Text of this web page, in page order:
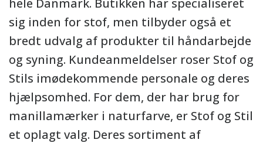
hele Danmark. Butikken har specialiseret
sig inden for stof, men tilbyder også et
bredt udvalg af produkter til håndarbejde
og syning. Kundeanmeldelser roser Stof og
Stils imødekommende personale og deres
hjælpsomhed. For dem, der har brug for
manillamærker i naturfarve, er Stof og Stil
et oplagt valg. Deres sortiment af